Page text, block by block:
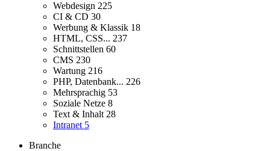
Webdesign 225
CI & CD 30
Werbung & Klassik 18
HTML, CSS... 237
Schnittstellen 60
CMS 230
Wartung 216
PHP, Datenbank... 226
Mehrsprachig 53
Soziale Netze 8
Text & Inhalt 28
Intranet 5
Branche